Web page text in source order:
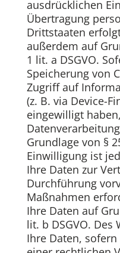
ausdrücklichen
Übertragung
Drittstaaten
außerdem auf
1 lit. a DSGVO.
Speicherung von
Zugriff auf
(z. B. via Device-
eingewilligt
Grundlage von §
Einwilligung ist
Ihre Daten zur
Durchführung
Maßnahmen
Ihre Daten auf
lit. b DSGVO.
Ihre Daten,